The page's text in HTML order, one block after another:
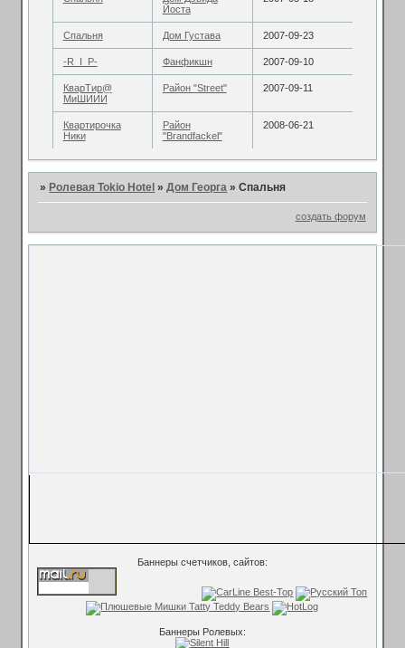
Йоста
Спальня Дом Густава 2007-09-23
-R_I_P- Фанфикшн 2007-09-10
КварТир@
МиШИИИ
Район "Street" 2007-09-11
Квартирочка
Ники
Район
"Brandfackel"
2008-06-21
» Ролевая Tokio Hotel »Дом Георга »Спальня
создать форум
Баннеры счетчиков, сайтов:
Баннеры Ролевых: